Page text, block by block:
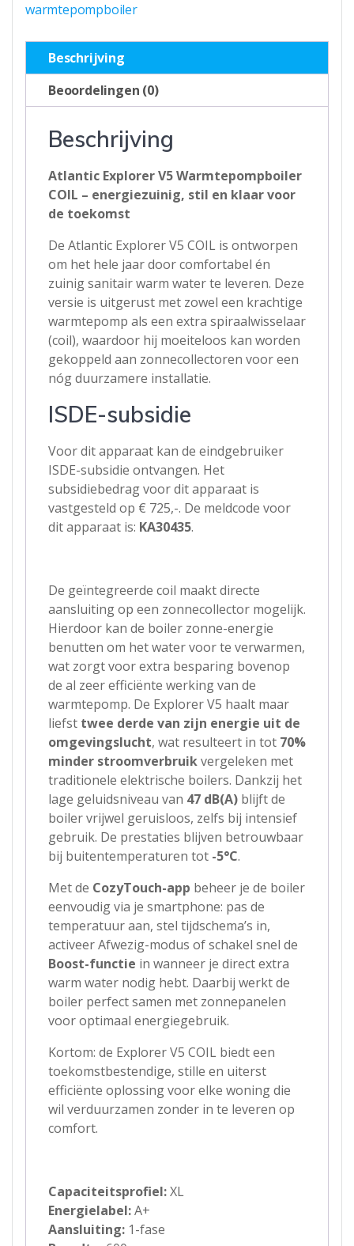
warmtepompboiler
Beschrijving
Beoordelingen (0)
Beschrijving
Atlantic Explorer V5 Warmtepompboiler
COIL – energiezuinig, stil en klaar voor
de toekomst
De Atlantic Explorer V5 COIL is ontworpen
om het hele jaar door comfortabel én
zuinig sanitair warm water te leveren. Deze
versie is uitgerust met zowel een krachtige
warmtepomp als een extra spiraalwisselaar
(coil), waardoor hij moeiteloos kan worden
gekoppeld aan zonnecollectoren voor een
nóg duurzamere installatie.
ISDE-subsidie
Voor dit apparaat kan de eindgebruiker
ISDE-subsidie ontvangen. Het
subsidiebedrag voor dit apparaat is
vastgesteld op € 725,-. De meldcode voor
dit apparaat is: KA30435.
De geïntegreerde coil maakt directe
aansluiting op een zonnecollector mogelijk.
Hierdoor kan de boiler zonne-energie
benutten om het water voor te verwarmen,
wat zorgt voor extra besparing bovenop
de al zeer efficiënte werking van de
warmtepomp. De Explorer V5 haalt maar
liefst twee derde van zijn energie uit de
omgevingslucht, wat resulteert in tot 70%
minder stroomverbruikvergeleken met
traditionele elektrische boilers. Dankzij het
lage geluidsniveau van 47 dB(A) blijft de
boiler vrijwel geruisloos, zelfs bij intensief
gebruik. De prestaties blijven betrouwbaar
bij buitentemperaturen tot -5°C.
Met de CozyTouch-app beheer je de boiler
eenvoudig via je smartphone: pas de
temperatuur aan, stel tijdschema’s in,
activeer Afwezig-modus of schakel snel de
Boost-functie in wanneer je direct extra
warm water nodig hebt. Daarbij werkt de
boiler perfect samen met zonnepanelen
voor optimaal energiegebruik.
Kortom: de Explorer V5 COIL biedt een
toekomstbestendige, stille en uiterst
efficiënte oplossing voor elke woning die
wil verduurzamen zonder in te leveren op
comfort.
Capaciteitsprofiel:XL
Energielabel:A+
Aansluiting: 1-fase